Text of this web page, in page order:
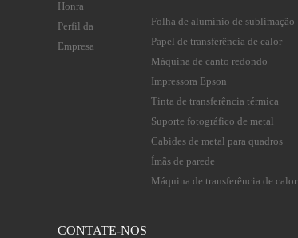
Honra
Perfil da
Empresa
Folha de alumínio de sublimação
Papel de transferência de calor
Máquina de canto redondo
Impressora Epson
Tinta de transferência térmica
Suporte fotográfico de metal
Cabides de metal para quadros
Ímãs de parede
Máquina de transferência de calor
CONTATE-NOS